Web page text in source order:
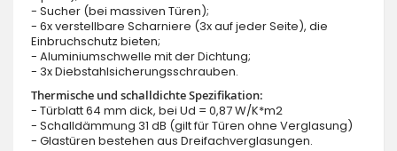
- Sucher (bei massiven Türen);
- 6x verstellbare Scharniere (3x auf jeder Seite), die
Einbruchschutz bieten;
- Aluminiumschwelle mit der Dichtung;
- 3x Diebstahlsicherungsschrauben.
Thermische und schalldichte Spezifikation:
- Türblatt 64 mm dick, bei Ud = 0,87 W/K*m2
- Schalldämmung 31 dB (gilt für Türen ohne Verglasung)
- Glastüren bestehen aus Dreifachverglasungen.